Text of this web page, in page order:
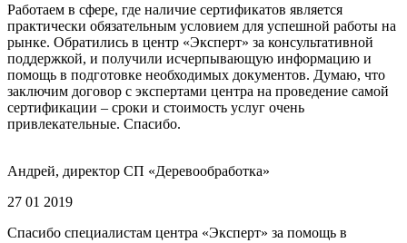
Работаем в сфере, где наличие сертификатов является
практически обязательным условием для успешной работы на
рынке. Обратились в центр «Эксперт» за консультативной
поддержкой, и получили исчерпывающую информацию и
помощь в подготовке необходимых документов. Думаю, что
заключим договор с экспертами центра на проведение самой
сертификации – сроки и стоимость услуг очень
привлекательные. Спасибо.
Андрей, директор СП «Деревообработка»
27 01 2019
Спасибо специалистам центра «Эксперт» за помощь в